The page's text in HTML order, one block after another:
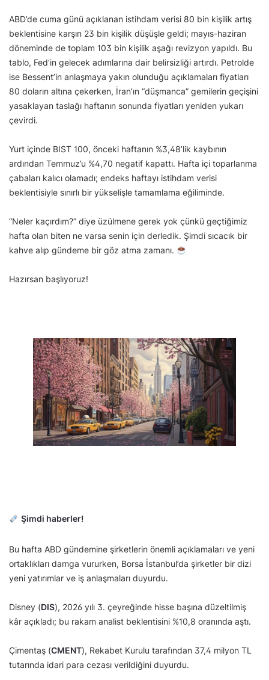
ABD’de cuma günü açıklanan istihdam verisi 80 bin kişilik artış
beklentisine karşın 23 bin kişilik düşüşle geldi; mayıs-haziran
döneminde de toplam 103 bin kişilik aşağı revizyon yapıldı. Bu
tablo, Fed’in gelecek adımlarına dair belirsizliği artırdı. Petrolde
ise Bessent’in anlaşmaya yakın olunduğu açıklamaları fiyatları
80 doların altına çekerken, İran’ın “düşmanca” gemilerin geçişini
yasaklayan taslağı haftanın sonunda fiyatları yeniden yukarı
çevirdi.
Yurt içinde BIST 100, önceki haftanın %3,48’lik kaybının
ardından Temmuz’u %4,70 negatif kapattı. Hafta içi toparlanma
çabaları kalıcı olamadı; endeks haftayı istihdam verisi
beklentisiyle sınırlı bir yükselişle tamamlama eğiliminde.
“Neler kaçırdım?” diye üzülmene gerek yok çünkü geçtiğimiz
hafta olan biten ne varsa senin için derledik. Şimdi sıcacık bir
kahve alıp gündeme bir göz atma zamanı.
Hazırsan başlıyoruz!
Şimdi haberler!
Bu hafta ABD gündemine şirketlerin önemli açıklamaları ve yeni
ortaklıkları damga vururken, Borsa İstanbul’da şirketler bir dizi
yeni yatırımlar ve iş anlaşmaları duyurdu.
Disney (DIS), 2026 yılı 3. çeyreğinde hisse başına düzeltilmiş
kâr açıkladı; bu rakam analist beklentisini %10,8 oranında aştı.
Çimentaş (CMENT), Rekabet Kurulu tarafından 37,4 milyon TL
tutarında idari para cezası verildiğini duyurdu.